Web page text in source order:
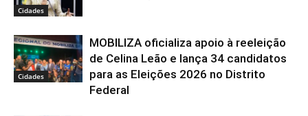
Cidades
Cidades
MOBILIZA oficializa apoio à reeleição
de Celina Leão e lança 34 candidatos
para as Eleições 2026 no Distrito
Federal